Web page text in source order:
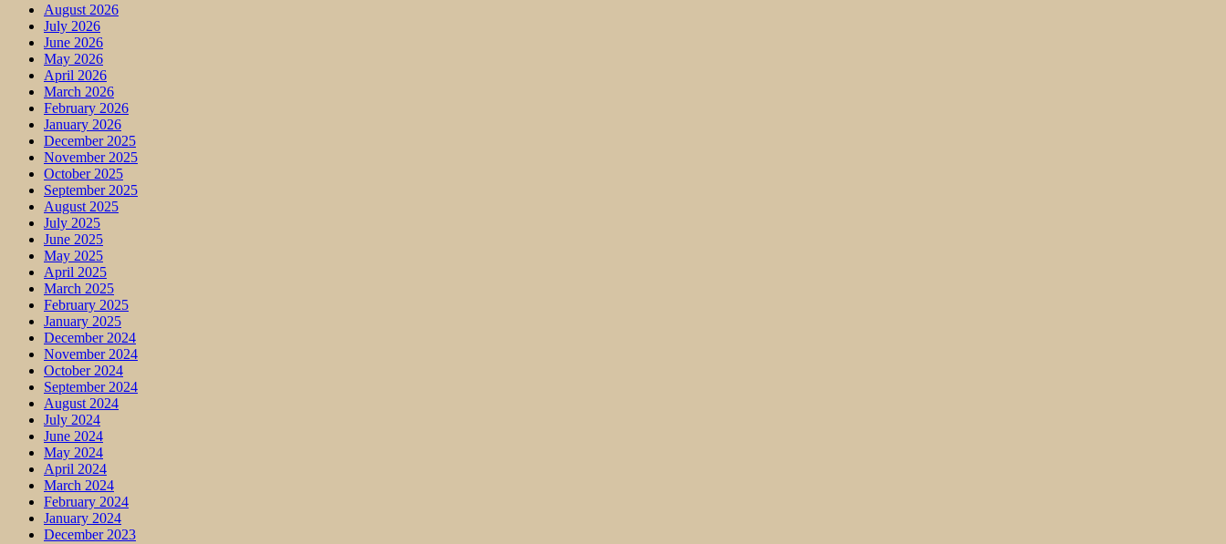
August 2026
July 2026
June 2026
May 2026
April 2026
March 2026
February 2026
January 2026
December 2025
November 2025
October 2025
September 2025
August 2025
July 2025
June 2025
May 2025
April 2025
March 2025
February 2025
January 2025
December 2024
November 2024
October 2024
September 2024
August 2024
July 2024
June 2024
May 2024
April 2024
March 2024
February 2024
January 2024
December 2023